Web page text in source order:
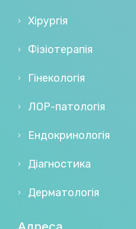
Хірургія
Фізіотерапія
Гінекологія
ЛОР-патологія
Ендокринологія
Діагностика
Дерматологія